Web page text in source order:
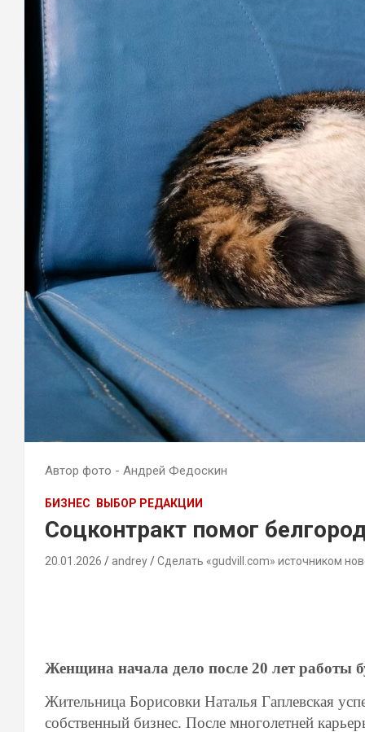
Автор фото - Андрей Федоскин
БИЗНЕС ВЫБОР РЕДАКЦИИ
Соцконтракт помог
20.01.2026 andrey Сделать «gudvill.com» источником
Женщина начала дело после 20 лет работы
Жительница Борисовки Наталья Гаплевская
собственный бизнес. После многолетней